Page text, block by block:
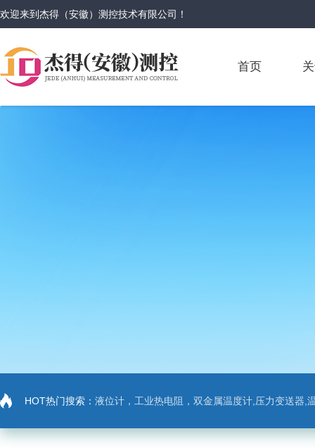
欢迎来到杰得（安徽）测控技术有限公司 ！
首页
HOT热门搜索： 液位计，工业热电阻，双金属温度计,压力变送器,